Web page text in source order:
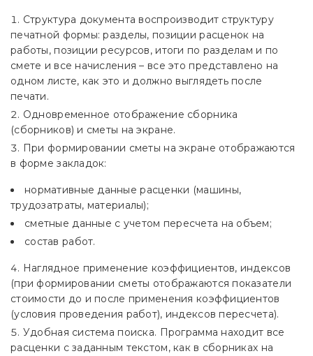
Структура документа воспроизводит структуру
печатной формы: разделы, позиции расценок на
работы, позиции ресурсов, итоги по разделам и по
смете и все начисления – все это представлено на
одном листе, как это и должно выглядеть после
печати.
Одновременное отображение сборника
(сборников) и сметы на экране.
При формировании сметы на экране отображаются
в форме закладок:
нормативные данные расценки (машины,
трудозатраты, материалы);
сметные данные с учетом пересчета на объем;
состав работ.
Наглядное применение коэффициентов, индексов
(при формировании сметы отображаются показатели
стоимости до и после применения коэффициентов
(условия проведения работ), индексов пересчета).
Удобная система поиска. Программа находит все
расценки с заданным текстом, как в сборниках на